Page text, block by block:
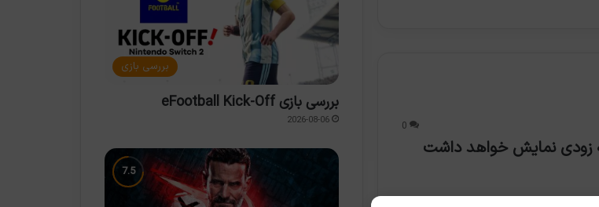
0
بررسی بازی
بررسی بازی eFootball Kick-Off
2026-08-06